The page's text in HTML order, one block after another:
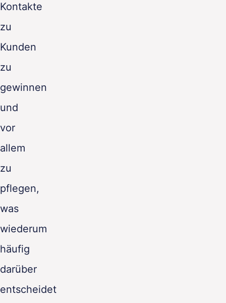
Kontakte
zu
Kunden
zu
gewinnen
und
vor
allem
zu
pflegen,
was
wiederum
häufig
darüber
entscheidet